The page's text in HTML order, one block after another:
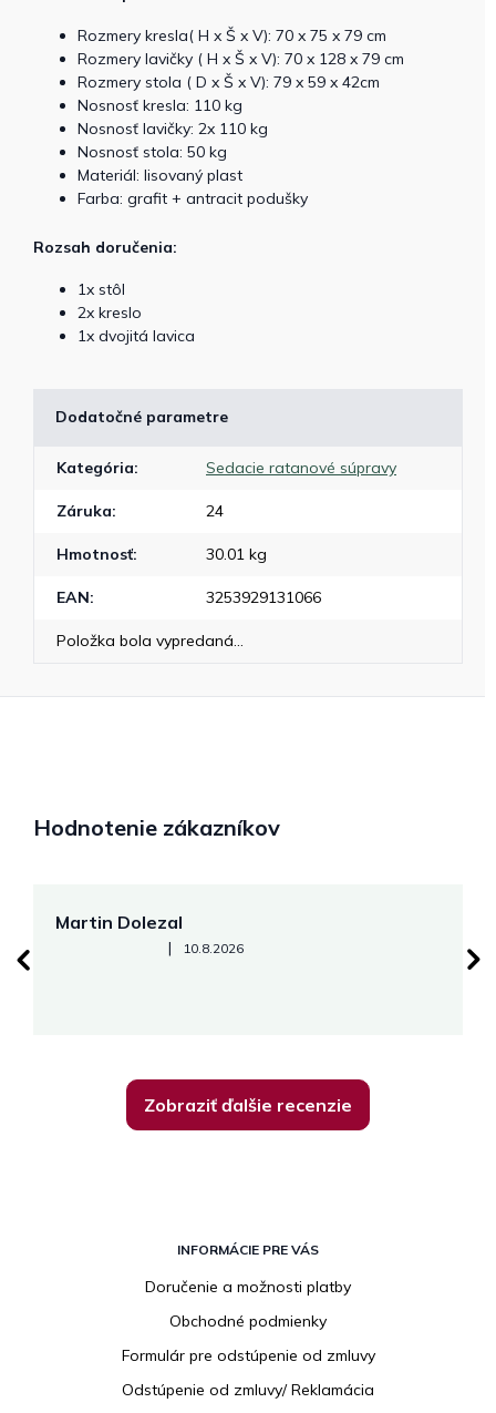
Rozmery kresla( H x Š x V): 70 x 75 x 79 cm
Rozmery lavičky ( H x Š x V): 70 x 128 x 79 cm
Rozmery stola ( D x Š x V): 79 x 59 x 42cm
Nosnosť kresla: 110 kg
Nosnosť lavičky: 2x 110 kg
Nosnosť stola: 50 kg
Materiál: lisovaný plast
Farba: grafit + antracit podušky
Rozsah doručenia:
1x stôl
2x kreslo
1x dvojitá lavica
Dodatočné parametre
Kategória: Sedacie ratanové súpravy
Záruka: 24
Hmotnosť: 30.01 kg
EAN: 3253929131066
Položka bola vypredaná…
Hodnotenie zákazníkov
Martin Dolezal
Hodnotenie obchodu je 5 z 5 hviezdičiek.
| 10.8.2026
Zobraziť ďalšie recenzie
INFORMÁCIE PRE VÁS
Doručenie a možnosti platby
Obchodné podmienky
Formulár pre odstúpenie od zmluvy
Odstúpenie od zmluvy/ Reklamácia